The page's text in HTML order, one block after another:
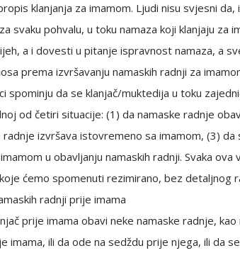
klanjanja za imamom. Ljudi nisu svjesni da,
svaku pohvalu, u toku namaza koji klanjaju za
a i dovesti u pitanje ispravnost namaza, a
prema izvršavanju namaskih radnji za
spominju da se klanjač/muktedija u toku
od četiri situacije: (1) da namaske radnje
radnje izvršava istovremeno sa imamom, (3) da
u obavljanju namaskih radnji. Svaka ova
ćemo spomenuti rezimirano, bez detaljnog
radnji prije imama
prije imama obavi neke namaske radnje,
imama, ili da ode na sedždu prije njega, ili da